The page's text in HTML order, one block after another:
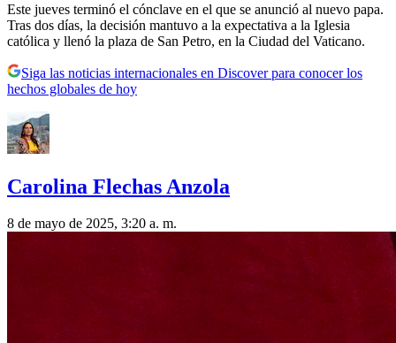
Este jueves terminó el cónclave en el que se anunció al nuevo papa.
Tras dos días, la decisión mantuvo a la expectativa a la Iglesia
católica y llenó la plaza de San Petro, en la Ciudad del Vaticano.
Siga las noticias internacionales en Discover para conocer los
hechos globales de hoy
Carolina Flechas Anzola
8 de mayo de 2025, 3:20 a. m.